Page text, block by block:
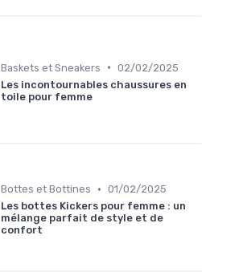
Baskets et Sneakers • 02/02/2025
Les incontournables chaussures en
toile pour femme
Bottes et Bottines • 01/02/2025
Les bottes Kickers pour femme : un
mélange parfait de style et de
confort